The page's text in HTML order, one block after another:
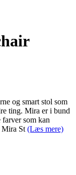
og smart stol som
ting. Mira er i bund
som kan
Mira St (Læs mere)